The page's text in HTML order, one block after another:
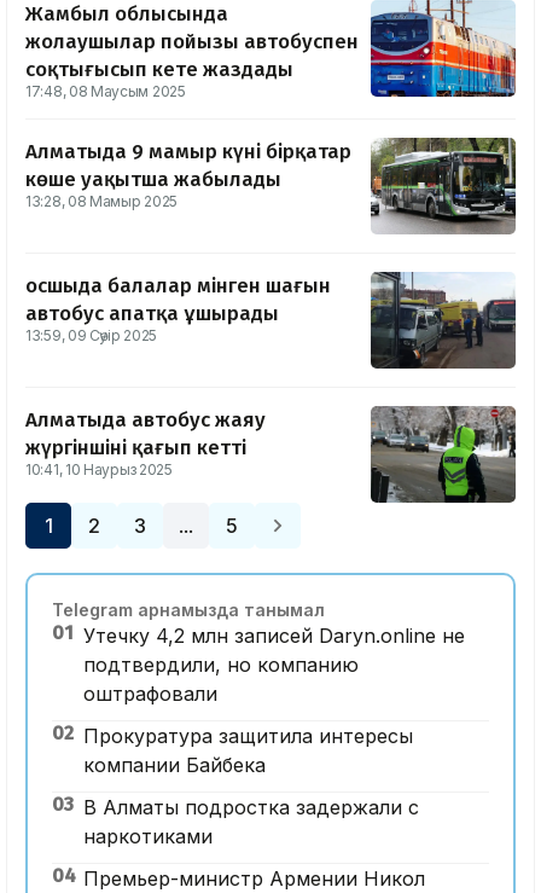
Жамбыл облысында
жолаушылар пойызы автобуспен
соқтығысып кете жаздады
17:48, 08 Маусым 2025
Алматыда 9 мамыр күні бірқатар
көше уақытша жабылады
13:28, 08 Мамыр 2025
Қосшыда балалар мінген шағын
автобус апатқа ұшырады
13:59, 09 Сәуір 2025
Алматыда автобус жаяу
жүргіншіні қағып кетті
10:41, 10 Наурыз 2025
1 2 3 … 5
Telegram арнамызда танымал
01 Утечку 4,2 млн записей Daryn.online не
подтвердили, но компанию
оштрафовали
02 Прокуратура защитила интересы
компании Байбека
03 В Алматы подростка задержали с
наркотиками
04 Премьер-министр Армении Никол